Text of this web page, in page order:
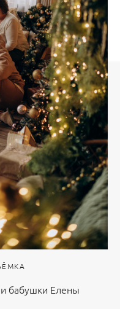
бабушки Елены